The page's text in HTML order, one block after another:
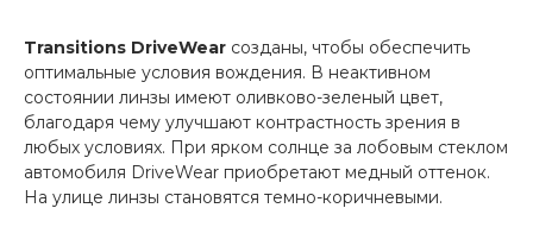
Transitions DriveWear созданы, чтобы обеспечить
оптимальные условия вождения. В неактивном
состоянии линзы имеют оливково-зеленый цвет,
благодаря чему улучшают контрастность зрения в
любых условиях. При ярком солнце за лобовым стеклом
автомобиля DriveWear приобретают медный оттенок.
На улице линзы становятся темно-коричневыми.